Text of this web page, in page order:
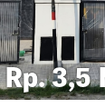
Rp. 3,5